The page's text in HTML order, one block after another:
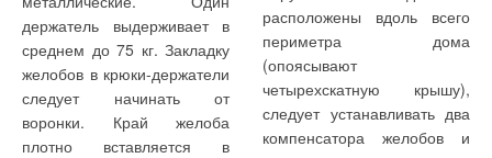
держатель выдерживает в
среднем до 75 кг. Закладку
желобов в крюки-держатели
следует начинать от
воронки. Край желоба
плотно вставляется в
расположены вдоль всего
периметра дома
(опоясывают
четырехскатную крышу),
следует устанавливать два
компенсатора желобов и